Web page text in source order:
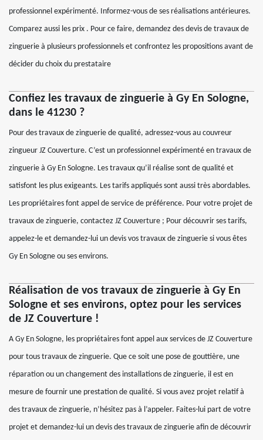
professionnel expérimenté. Informez-vous de ses réalisations antérieures.
Comparez aussi les prix . Pour ce faire, demandez des devis de travaux de
zinguerie à plusieurs professionnels et confrontez les propositions avant de
décider du choix du prestataire
Confiez les travaux de zinguerie à Gy En Sologne,
dans le 41230 ?
Pour des travaux de zinguerie de qualité, adressez-vous au couvreur
zingueur JZ Couverture. C’est un professionnel expérimenté en travaux de
zinguerie à Gy En Sologne. Les travaux qu’il réalise sont de qualité et
satisfont les plus exigeants. Les tarifs appliqués sont aussi très abordables.
Les propriétaires font appel de service de préférence. Pour votre projet de
travaux de zinguerie, contactez JZ Couverture ; Pour découvrir ses tarifs,
appelez-le et demandez-lui un devis vos travaux de zinguerie si vous êtes
Gy En Sologne ou ses environs.
Réalisation de vos travaux de zinguerie à Gy En
Sologne et ses environs, optez pour les services
de JZ Couverture !
A Gy En Sologne, les propriétaires font appel aux services de JZ Couverture
pour tous travaux de zinguerie. Que ce soit une pose de gouttière, une
réparation ou un changement des installations de zinguerie, il est en
mesure de fournir une prestation de qualité. Si vous avez projet relatif à
des travaux de zinguerie, n’hésitez pas à l’appeler. Faites-lui part de votre
projet et demandez-lui un devis des travaux de zinguerie afin de découvrir